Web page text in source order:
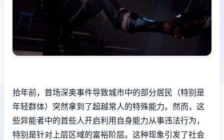
拾年前，首场深奥事件导致城市中的部分居民（特别是
年轻群体）突然拿到了超越常人的特殊能力。然而，这
些异能者中的首些人开启利用自身能力从事违法行为，
特别是针对上层区域的富裕阶层。这种现象引发了社会